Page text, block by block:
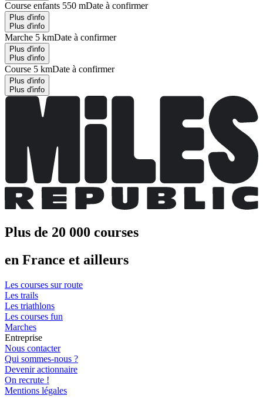
Course enfants 550 mDate à confirmer
Plus d'info
Plus d'info
Marche 5 kmDate à confirmer
Plus d'info
Plus d'info
Course 5 kmDate à confirmer
Plus d'info
Plus d'info
Plus de 20 000 courses
en France et ailleurs
Les courses sur route
Les trails
Les triathlons
Les courses fun
Marches
Entreprise
Nous contacter
Qui sommes-nous ?
Devenir actionnaire
On recrute !
Mentions légales